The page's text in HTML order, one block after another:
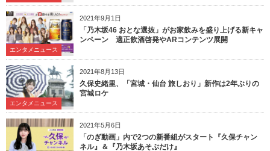
2021年9月1日
エンタメニュース
「乃木坂46 おとな選抜」がお家飲みを盛り上げる新キャ
ンペーン 適正飲酒啓発やARコンテンツ展開
2021年8月13日
エンタメニュース
久保史緒里、「宮城・仙台 旅しおり」新作は2年ぶりの
宮城ロケ
2021年5月6日
「のぎ動画」内で2つの新番組がスタート『久保チャン
ネル』＆『乃木坂あそぶだけ』